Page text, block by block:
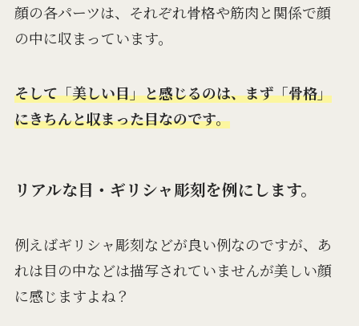
顔の各パーツは、それぞれ骨格や筋肉と関係で顔
の中に収まっています。
そして「美しい目」と感じるのは、まず「骨格」
にきちんと収まった目なのです。
リアルな目・ギリシャ彫刻を例にします。
例えばギリシャ彫刻などが良い例なのですが、あ
れは目の中などは描写されていませんが美しい顔
に感じますよね？